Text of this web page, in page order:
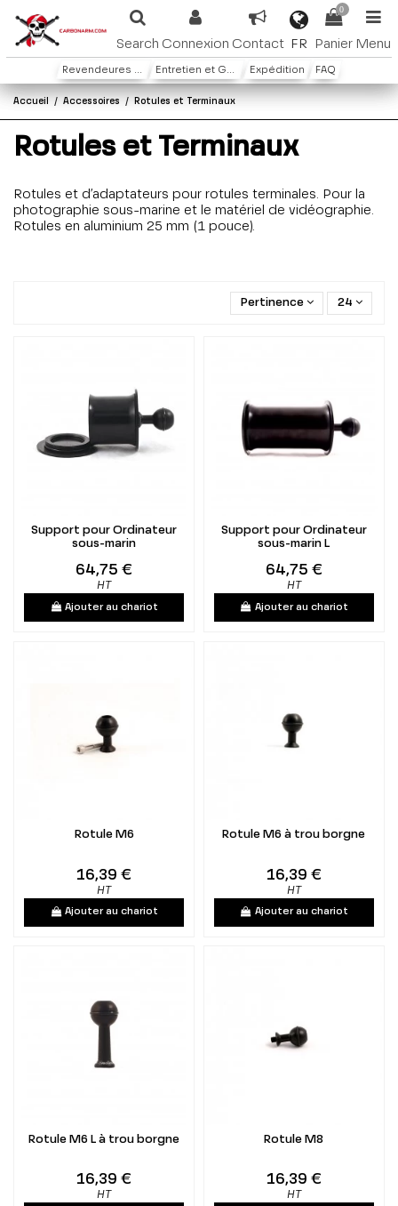
Search Connexion Contact FR
0
Panier Menu
Revendeures ou distributeures Entretien et Garantie Expédition FAQ
Accueil Accessoires Rotules et Terminaux
Rotules et Terminaux
Rotules et d’adaptateurs pour rotules terminales. Pour la
photographie sous-marine et le matériel de vidéographie.
Rotules en aluminium 25 mm (1 pouce).
Pertinence 24
Support pour Ordinateur
sous-marin
64,75 €
HT
Ajouter au chariot
Support pour Ordinateur
sous-marin L
64,75 €
HT
Ajouter au chariot
Rotule M6
16,39 €
HT
Ajouter au chariot
Rotule M6 à trou borgne
16,39 €
HT
Ajouter au chariot
Rotule M6 L à trou borgne
16,39 €
HT
Rotule M8
16,39 €
HT